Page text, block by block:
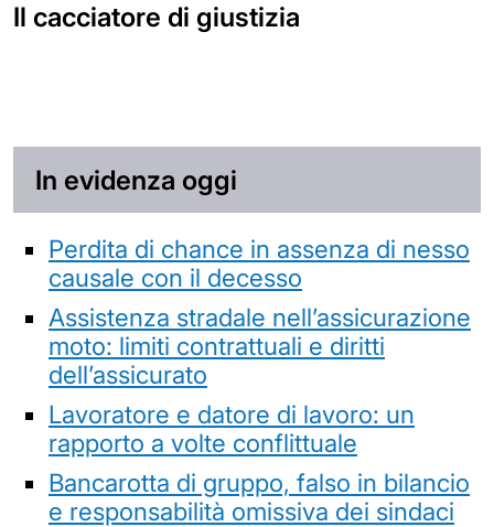
Il cacciatore di giustizia
In evidenza oggi
Perdita di chance in assenza di nesso
causale con il decesso
Assistenza stradale nell’assicurazione
moto: limiti contrattuali e diritti
dell’assicurato
Lavoratore e datore di lavoro: un
rapporto a volte conflittuale
Bancarotta di gruppo, falso in bilancio
e responsabilità omissiva dei sindaci